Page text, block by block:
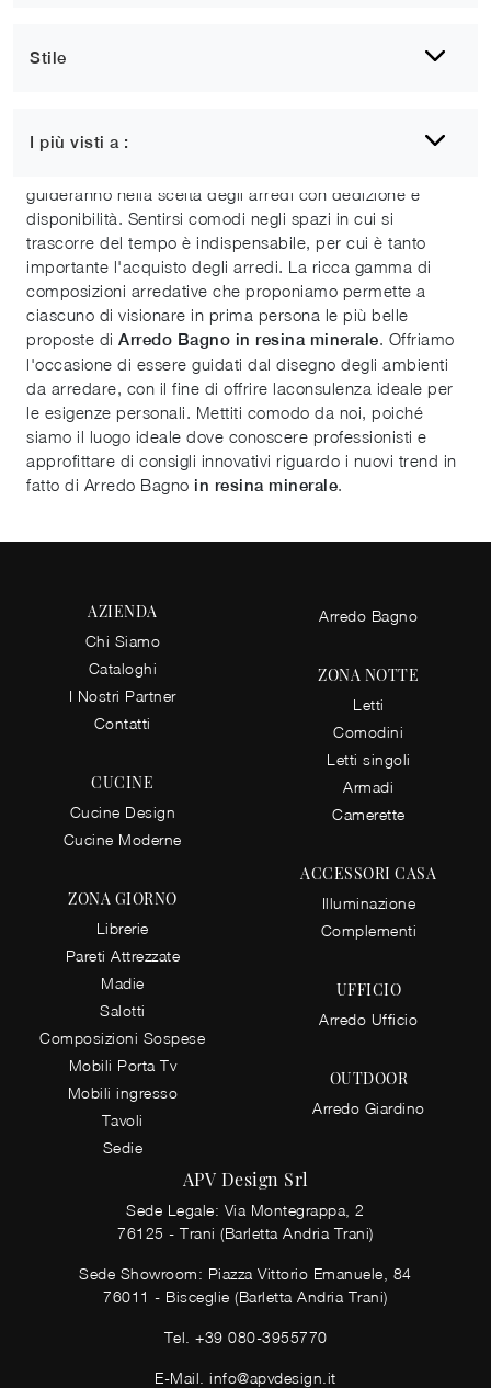
Stile
I più visti a :
Con il fine di congiungere perfettamente contenuto
guideranno nella scelta degli arredi con dedizione e
disponibilità. Sentirsi comodi negli spazi in cui si
trascorre del tempo è indispensabile, per cui è tanto
importante l'acquisto degli arredi. La ricca gamma di
composizioni arredative che proponiamo permette a
ciascuno di visionare in prima persona le più belle
proposte di Arredo Bagno in resina minerale. Offriamo
l'occasione di essere guidati dal disegno degli ambienti
da arredare, con il fine di offrire laconsulenza ideale per
le esigenze personali. Mettiti comodo da noi, poiché
siamo il luogo ideale dove conoscere professionisti e
approfittare di consigli innovativi riguardo i nuovi trend in
fatto di Arredo Bagno in resina minerale.
AZIENDA
Chi Siamo
Cataloghi
I Nostri Partner
Contatti
CUCINE
Cucine Design
Cucine Moderne
ZONA GIORNO
Librerie
Pareti Attrezzate
Madie
Salotti
Composizioni Sospese
Mobili Porta Tv
Mobili ingresso
Tavoli
Sedie
Arredo Bagno
ZONA NOTTE
Letti
Comodini
Letti singoli
Armadi
Camerette
ACCESSORI CASA
Illuminazione
Complementi
UFFICIO
Arredo Ufficio
OUTDOOR
Arredo Giardino
APV Design Srl
Sede Legale: Via Montegrappa, 2
76125 - Trani (Barletta Andria Trani)
Sede Showroom: Piazza Vittorio Emanuele, 84
76011 - Bisceglie (Barletta Andria Trani)
Tel. +39 080-3955770
E-Mail.info@apvdesign.it